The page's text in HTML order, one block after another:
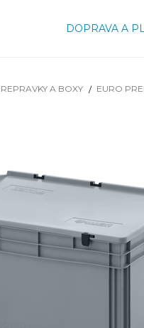
DOPRAVA A
A BOXY EURO